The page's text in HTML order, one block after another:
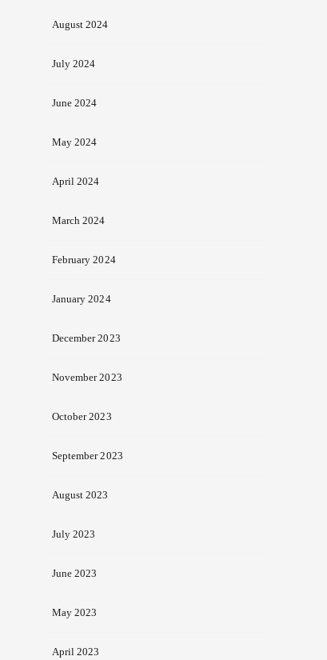
August 2024
July 2024
June 2024
May 2024
April 2024
March 2024
February 2024
January 2024
December 2023
November 2023
October 2023
September 2023
August 2023
July 2023
June 2023
May 2023
April 2023